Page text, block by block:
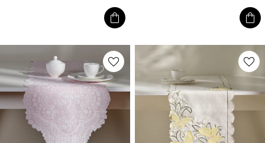
shopping_bag shopping_bag
favorite favorite